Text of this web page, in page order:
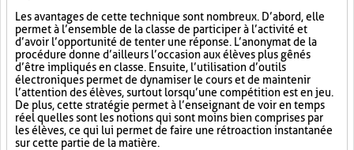
Les avantages de cette technique sont nombreux. D’abord, elle
permet à l’ensemble de la classe de participer à l’activité et
d’avoir l’opportunité de tenter une réponse. L’anonymat de la
procédure donne d’ailleurs l’occasion aux élèves plus gênés
d’être impliqués en classe. Ensuite, l’utilisation d’outils
électroniques permet de dynamiser le cours et de maintenir
l’attention des élèves, surtout lorsqu’une compétition est en jeu.
De plus, cette stratégie permet à l’enseignant de voir en temps
réel quelles sont les notions qui sont moins bien comprises par
les élèves, ce qui lui permet de faire une rétroaction instantanée
sur cette partie de la matière.